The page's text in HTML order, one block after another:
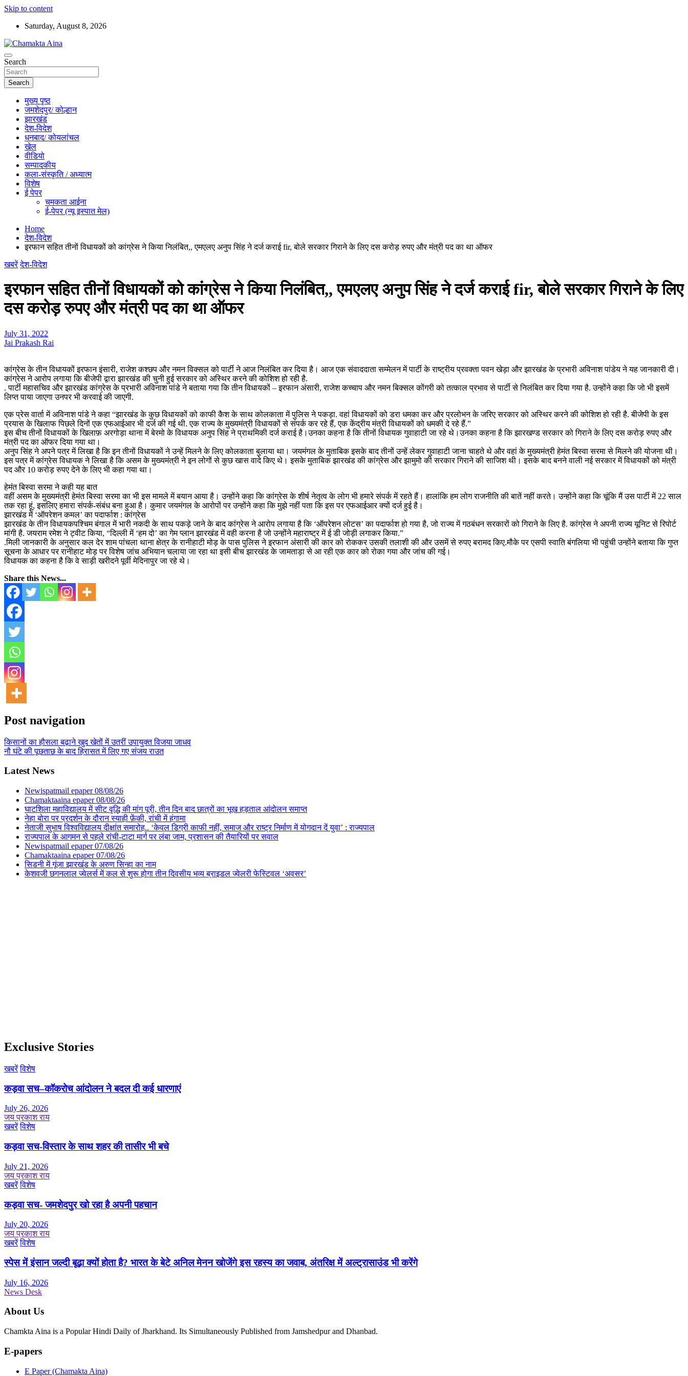
Skip to content
Saturday, August 8, 2026
Chamakta Aina
Hindi News Paper – Jharkhand
Search
Search
मुख्य पृष्ठ
जमशेदपुर/ कोल्हान
झारखंड
देश-विदेश
धनबाद/ कोयलांचल
खेल
वीडियो
सम्पादकीय
कला-संस्कृति / अध्यात्म
विशेष
ई पेपर
चमकता आईना
ई-पेपर (न्यू इस्पात मेल)
Home
देश-विदेश
इरफान सहित तीनों विधायकों को कांग्रेस ने किया निलंबित,, एमएलए अनुप सिंह ने दर्ज कराई fir, बोले सरकार गिराने के लिए दस करोड़ रुपए और मंत्री पद का था ऑफर
खबरें देश-विदेश
इरफान सहित तीनों विधायकों को कांग्रेस ने किया निलंबित,, एमएलए अनुप सिंह ने दर्ज कराई fir, बोले सरकार गिराने के लिए
दस करोड़ रुपए और मंत्री पद का था ऑफर
July 31, 2022
Jai Prakash Rai
कांग्रेस के तीन विधायकों इरफान इंसारी, राजेश कश्छप और नमन विक्सल को पार्टी ने आज निलंबित कर दिया है। आज एक संवाददाता सम्मेलन में पार्टी के राष्ट्रीय प्रवक्ता पवन खेड़ा और झारखंड के प्रभारी अविनाश पांडेय ने यह जानकारी दी।
कांग्रेस ने आरोप लगाया कि बीजेपी द्वारा झारखंड की चुनी हुई सरकार को अस्थिर करने की कोशिश हो रही है.
. पार्टी महासचिव और झारखंड कांग्रेस के प्रभारी अविनाश पांडे ने बताया गया कि तीन विधायकों – इरफान अंसारी, राजेश कच्चाप और नमन बिक्सल कोंगरी को तत्काल प्रभाव से पार्टी से निलंबित कर दिया गया है. उन्होंने कहा कि जो भी इसमें
लिप्त पाया जाएगा उनपर भी करवाई की जाएगी.
एक प्रेस वार्ता में अविनाश पांडे ने कहा “झारखंड के कुछ विधायकों को काफी कैश के साथ कोलकाता में पुलिस ने पकड़ा. वहां विधायकों को डरा धमका कर और प्रलोभन के जरिए सरकार को अस्थिर करने की कोशिश हो रही है. बीजेपी के इस
प्रयास के खिलाफ पिछले दिनों एक एफआईआर भी दर्ज की गई थी. एक राज्य के मुख्यमंत्री विधायकों से संपर्क कर रहे हैं, एक केंद्रीय मंत्री विधायकों को धमकी दे रहे हैं.”
इस बीच तीनों विधायकों के खिलाफ़ अरगोड़ा थाना में बेरमो के विधायक अनुप सिंह ने प्राथमिकी दर्ज कराई है।उनका कहना है कि तीनों विधायक गुवाहाटी जा रहे थे।उनका कहना है कि झारखण्ड सरकार को गिराने के लिए दस करोड़ रुपए और
मंत्री पद का ऑफर दिया गया था।
अनुप सिंह ने अपने पत्र में लिखा है कि इन तीनों विधायकों ने उन्हें मिलने के लिए कोलकाता बुलाया था। जयमंगल के मुताबिक इसके बाद तीनों उन्हें लेकर गुवाहाटी जाना चाहते थे और वहां के मुख्यमंत्री हेमंत बिस्वा सरमा से मिलने की योजना थी।
इस पत्र में कांग्रेस विधायक ने लिखा है कि असम के मुख्यमंत्री ने इन लोगों से कुछ खास वादे किए थे। इसके मुताबिक झारखंड की कांग्रेस और झामुमो की सरकार गिराने की साजिश थी। इसके बाद बनने वाली नई सरकार में विधायकों को मंत्री
पद और 10 करोड़ रुपए देने के लिए भी कहा गया था।
हेमंत बिस्वा सरमा ने कही यह बात
वहीं असम के मुख्यमंत्री हेमंत बिस्वा सरमा का भी इस मामले में बयान आया है। उन्होंने कहा कि कांग्रेस के शीर्ष नेतृत्व के लोग भी हमारे संपर्क में रहते हैं। हालांकि हम लोग राजनीति की बातें नहीं करते। उन्होंने कहा कि चूंकि मैं उस पार्टी में 22 साल
तक रहा हूं, इसलिए हमारा संपर्क-संबंध बना हुआ है। कुमार जयमंगल के आरोपों पर उन्होंने कहा कि मुझे नहीं पता कि इस पर एफआईआर क्यों दर्ज हुई है।
झारखंड में ‘ऑपरेशन कमल’ का पदार्फाश : कांग्रेस
झारखंड के तीन विधायकपश्चिम बंगाल में भारी नकदी के साथ पकड़े जाने के बाद कांग्रेस ने आरोप लगाया है कि ‘ऑपरेशन लोटस’ का पदार्फाश हो गया है, जो राज्य में गठबंधन सरकारों को गिराने के लिए है. कांग्रेस ने अपनी राज्य यूनिट से रिपोर्ट
मांगी है. जयराम रमेश ने ट्वीट किया, “दिल्ली में ‘हम दो’ का गेम प्लान झारखंड में वही करना है जो उन्होंने महाराष्ट्र में ई डी जोड़ी लगाकर किया.”
.मिली जानकारी के अनुसार कल देर शाम पांचला थाना क्षेत्र के रानीहाटी मोड़ के पास पुलिस ने इरफान अंसारी की कार को रोककर उसकी तलाशी की और उसमें से रुपए बरामद किए.मौके पर एसपी स्वाति बंगलिया भी पहुंची उन्होंने बताया कि गुप्त
सूचना के आधार पर रानीहाट मोड़ पर विशेष जांच अभियान चलाया जा रहा था इसी बीच झारखंड के जामताड़ा से आ रही एक कार को रोका गया और जांच की गई।
विधायक का कहना है कि वे साड़ी खरीदने पूर्वी मेदिनापुर जा रहे थे।
Share this News...
Post navigation
किसानों का हौसला बढ़ाने खुद खेतों में उतरीं उपायुक्त विजया जाधव
नौ घंटे की पूछताछ के बाद हिरासत में लिए गए संजय राउत
Latest News
Newispatmail epaper 08/08/26
Chamaktaaina epaper 08/08/26
घाटशिला महाविद्यालय में सीट वृद्धि की मांग पूरी, तीन दिन बाद छात्रों का भूख हड़ताल आंदोलन समाप्त
नेहा बोरा पर प्रदर्शन के दौरान स्याही फ़ेंकी, रांची में हंगामा
नेताजी सुभाष विश्वविद्यालय दीक्षांत समारोह.. ‘केवल डिग्री काफी नहीं, समाज और राष्ट्र निर्माण में योगदान दें युवा’ : राज्यपाल
राज्यपाल के आगमन से पहले रांची-टाटा मार्ग पर लंबा जाम, प्रशासन की तैयारियों पर सवाल
Newispatmail epaper 07/08/26
Chamaktaaina epaper 07/08/26
सिडनी में गूंजा झारखंड के अरुण सिन्हा का नाम
केशवजी छगनलाल ज्वेलर्स में कल से शुरू होगा तीन दिवसीय भव्य ब्राइडल ज्वेलरी फेस्टिवल ‘अवसर’
Exclusive Stories
खबरें विशेष
कड़वा सच–कॉकरोच आंदोलन ने बदल दी कई धारणाएं
July 26, 2026
जय प्रकाश राय
खबरें विशेष
कड़वा सच-विस्तार के साथ शहर की तासीर भी बचे
July 21, 2026
जय प्रकाश राय
खबरें विशेष
कड़वा सच- जमशेदपुर खो रहा है अपनी पहचान
July 20, 2026
जय प्रकाश राय
खबरें विशेष
स्पेस में इंसान जल्दी बूढ़ा क्यों होता है? भारत के बेटे अनिल मेनन खोजेंगे इस रहस्य का जवाब, अंतरिक्ष में अल्ट्रासाउंड भी करेंगे
July 16, 2026
News Desk
About Us
Chamkta Aina is a Popular Hindi Daily of Jharkhand. Its Simultaneously Published from Jamshedpur and Dhanbad.
E-papers
E Paper (Chamakta Aina)